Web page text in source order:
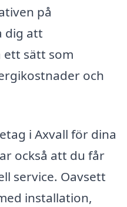
på
dig att
ett sätt som
och
i Axvall för dina
också att du får
service. Oavsett
installation,